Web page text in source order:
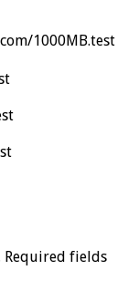
1000MB.test
Required fields